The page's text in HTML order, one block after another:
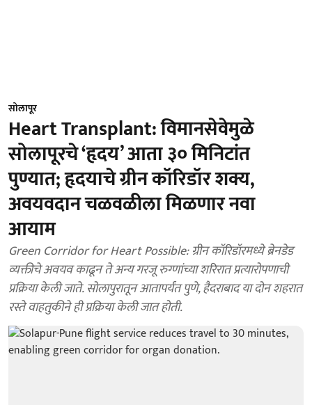
सोलापूर
Heart Transplant: विमानसेवेमुळे
सोलापूरचे ‘हृदय’ आता ३० मिनिटांत
पुण्यात; हृदयाचे ग्रीन कॉरिडॉर शक्य,
अवयवदान चळवळीला मिळणार नवा
आयाम
Green Corridor for Heart Possible: ग्रीन कॉरिडॉरमध्ये ब्रेनडेड
व्यक्तीचे अवयव काढून ते अन्य गरजू रुग्णांच्या शरिरात प्रत्यारोपणाची
प्रक्रिया केली जाते. सोलापुरातून आतापर्यंत पुणे, हैदराबाद या दोन शहरात
रस्ते वाहतुकीने ही प्रक्रिया केली जात होती.